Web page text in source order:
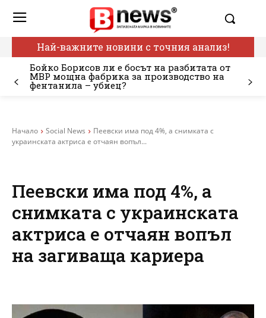
Най-важните новини с точния анализ!
Бойко Борисов ли е босът на разбитата от
МВР мощна фабрика за производство на
фентанила – убиец?
Начало Social News
Пеевски има под 4%, а снимката с
украинската актриса е отчаян вопъл...
Пеевски има под 4%, а
снимката с украинската
актриса е отчаян вопъл
на загиваща кариера